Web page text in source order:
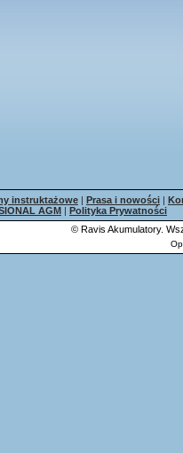
instruktażowe | Prasa i nowości |
AGM | Polityka Prywatności
© Ravis Akumulatory.